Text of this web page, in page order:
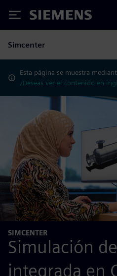
Siemens
Simcenter
Esta página se muestra
¿Deseas ver el contenido en
SIMCENTER
Simulación
integrada en